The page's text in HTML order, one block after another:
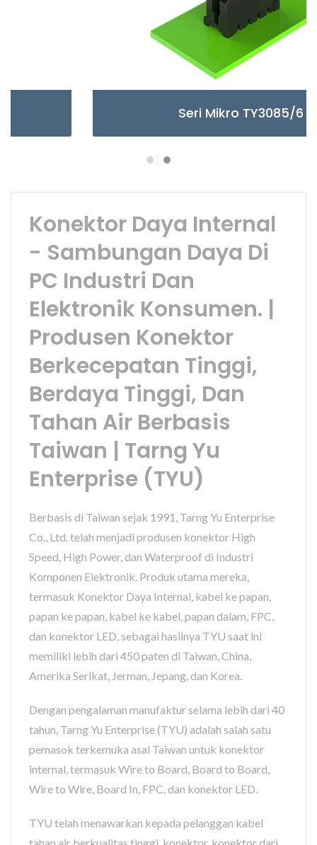
Seri Mikro TY3085/6
Konektor Daya Internal
- Sambungan Daya Di
PC Industri Dan
Elektronik Konsumen. |
Produsen Konektor
Berkecepatan Tinggi,
Berdaya Tinggi, Dan
Tahan Air Berbasis
Taiwan | Tarng Yu
Enterprise (TYU)
Berbasis di Taiwan sejak 1991, Tarng Yu Enterprise
Co., Ltd. telah menjadi produsen konektor High
Speed, High Power, dan Waterproof di Industri
Komponen Elektronik. Produk utama mereka,
termasuk Konektor Daya Internal, kabel ke papan,
papan ke papan, kabel ke kabel, papan dalam, FPC,
dan konektor LED, sebagai hasilnya TYU saat ini
memiliki lebih dari 450 paten di Taiwan, China,
Amerika Serikat, Jerman, Jepang, dan Korea.
Dengan pengalaman manufaktur selama lebih dari 40
tahun, Tarng Yu Enterprise (TYU) adalah salah satu
pemasok terkemuka asal Taiwan untuk konektor
internal, termasuk Wire to Board, Board to Board,
Wire to Wire, Board In, FPC, dan konektor LED.
TYU telah menawarkan kepada pelanggan kabel
tahan air berkualitas tinggi, konektor, konektor dari